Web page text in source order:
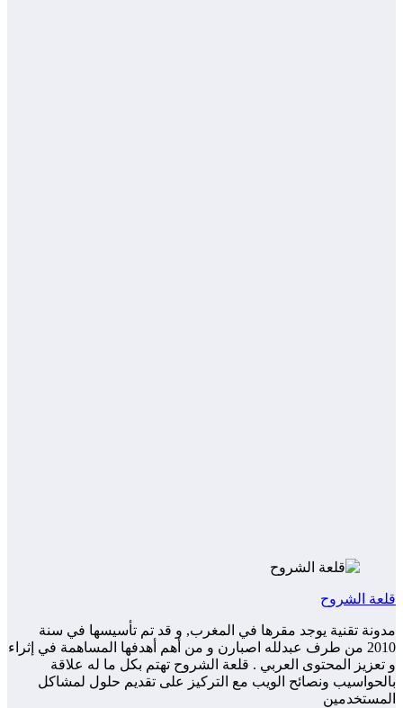
قلعة الشروح
مدونة تقنية يوجد مقرها في المغرب, و قد تم تأسيسها في سنة
2010 من طرف عبدلله اصبارن و من أهم أهدفها المساهمة في إثراء
و تعزيز المحتوى العربي . قلعة الشروح تهتم بكل ما له علاقة
بالحواسيب ونصائح الويب مع التركيز على تقديم حلول لمشاكل
المستخدمين